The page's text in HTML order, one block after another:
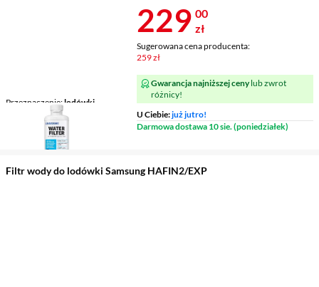
Przeznaczenie lodówki
wewnętrzny
Cena 229 zł
229 00
zł
Sugerowana cena producenta:
259 zł
Gwarancja najniższej cenylub zwrot
różnicy!
U Ciebie:już jutro!
Darmowa dostawa 10 sie. (poniedziałek)
Filtr wody do lodówki Samsung HAFIN2/EXP